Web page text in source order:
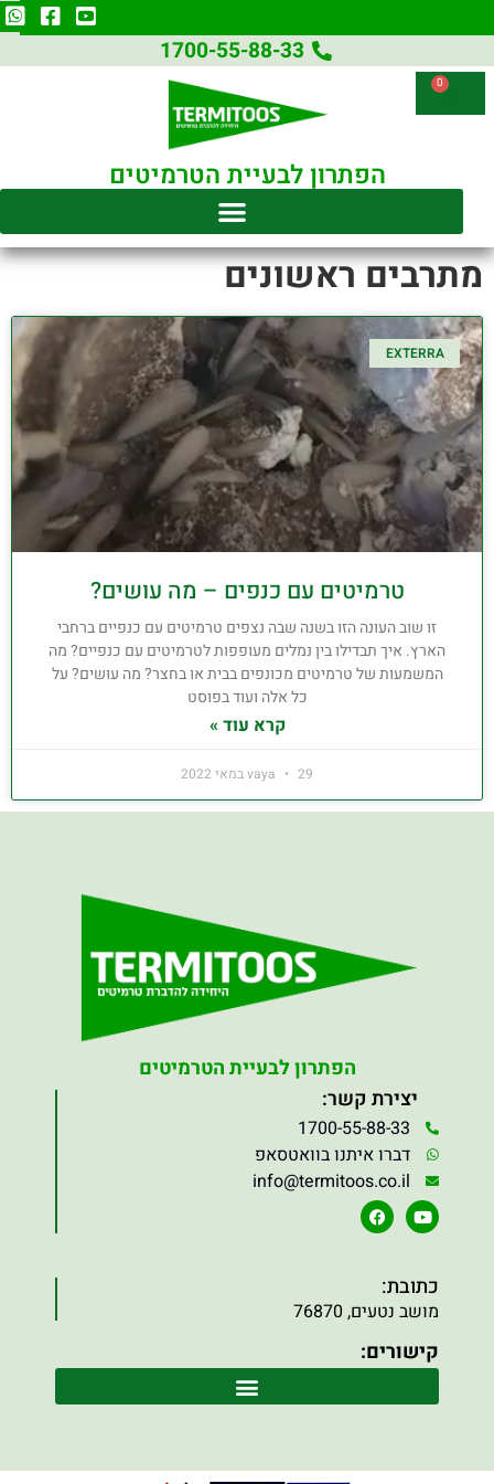
1700-55-88-33
0
הפתרון לבעיית הטרמיטים
מתרבים ראשונים
EXTERRA
טרמיטים עם כנפים – מה עושים?
זו שוב העונה הזו בשנה שבה נצפים טרמיטים עם כנפיים ברחבי
הארץ. איך תבדילו בין נמלים מעופפות לטרמיטים עם כנפיים? מה
המשמעות של טרמיטים מכונפים בבית או בחצר? מה עושים? על
כל אלה ועוד בפוסט
קרא עוד »
vaya 29 במאי 2022
הפתרון לבעיית הטרמיטים
יצירת קשר:
1700-55-88-33
דברו איתנו בוואטסאפ
info@termitoos.co.il
כתובת:
מושב נטעים, 76870
קישורים: